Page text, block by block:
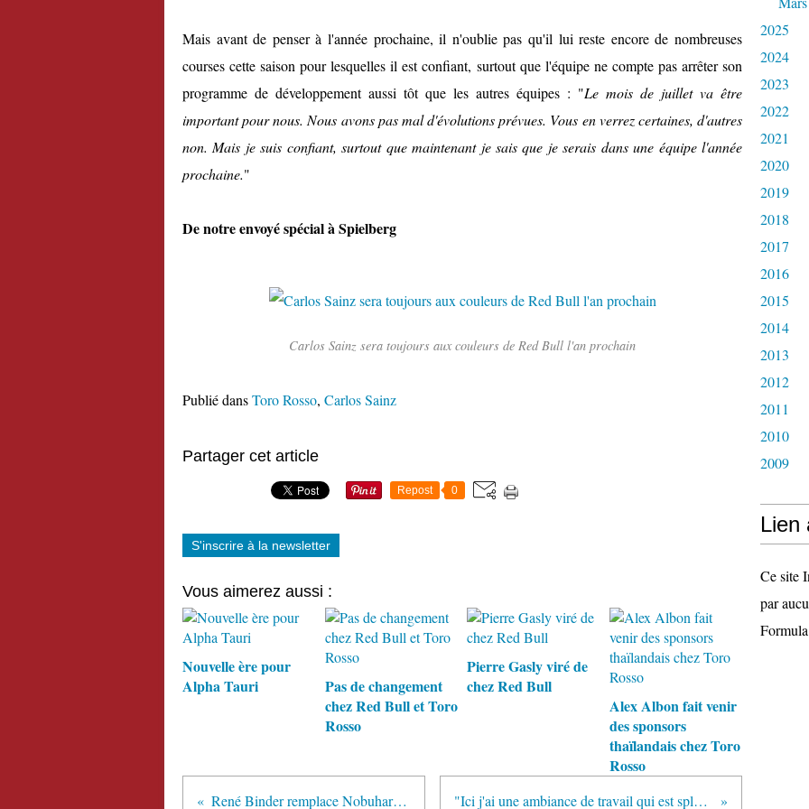
Mais avant de penser à l'année prochaine, il n'oublie pas qu'il lui reste encore de nombreuses
courses cette saison pour lesquelles il est confiant, surtout que l'équipe ne compte pas arrêter son
programme de développement aussi tôt que les autres équipes : "Le mois de juillet va être
important pour nous. Nous avons pas mal d'évolutions prévues. Vous en verrez certaines, d'autres
non. Mais je suis confiant, surtout que maintenant je sais que je serais dans une équipe l'année
prochaine."
De notre envoyé spécial à Spielberg
Carlos Sainz sera toujours aux couleurs de Red Bull l'an prochain
Publié dansToro Rosso, Carlos Sainz
Partager cet article
Repost 0
S'inscrire à la newsletter
Vous aimerez aussi :
Nouvelle ère pour
Alpha Tauri
Pas de changement
chez Red Bull et Toro
Rosso
Pierre Gasly viré de
chez Red Bull
Alex Albon fait venir
des sponsors
thaïlandais chez Toro
Rosso
René Binder remplace Nobuharu Matsushita en Autriche "Ici j'ai une ambiance de travail qui est splendide" selon Romain Grosjean
2025
2024
2023
2022
2021
2020
2019
2018
2017
2016
2015
2014
2013
2012
2011
2010
2009
Lien
Ce site
par